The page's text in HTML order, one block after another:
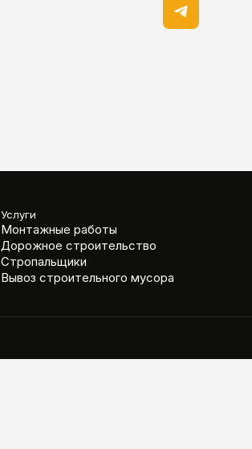
Услуги
Монтажные работы
Дорожное строительство
Стропальщики
Вывоз строительного мусора